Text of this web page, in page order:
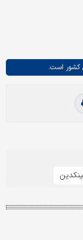
کشور است.